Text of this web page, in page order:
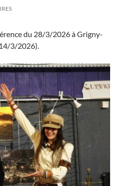
du 28/3/2026 à Grigny-
3/2026).